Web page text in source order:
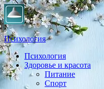
Психология
Практическая психология,
Психология
Здоровье и красота
Питание
Спорт